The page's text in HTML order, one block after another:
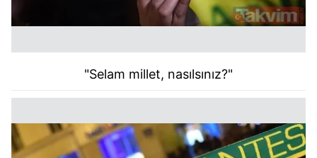
"Selam millet, nasılsınız?"